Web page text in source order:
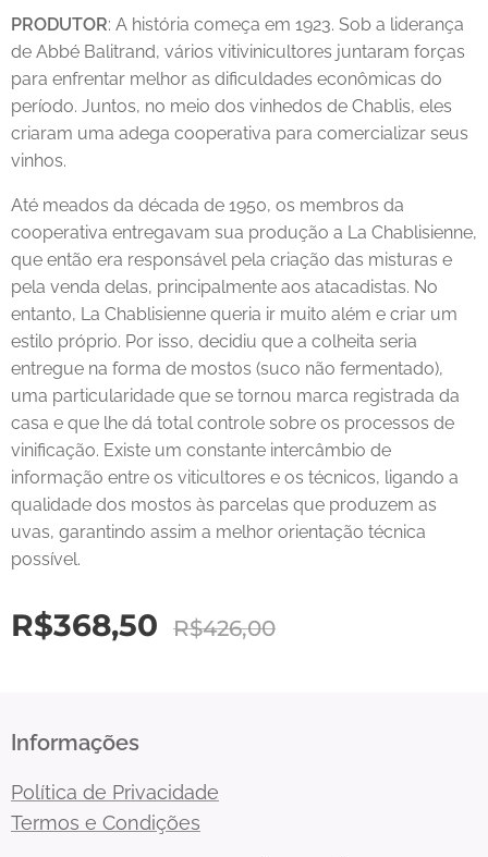
PRODUTOR: A história começa em 1923. Sob a liderança
de Abbé Balitrand, vários vitivinicultores juntaram forças
para enfrentar melhor as dificuldades econômicas do
período. Juntos, no meio dos vinhedos de Chablis, eles
criaram uma adega cooperativa para comercializar seus
vinhos.
Até meados da década de 1950, os membros da
cooperativa entregavam sua produção a La Chablisienne,
que então era responsável pela criação das misturas e
pela venda delas, principalmente aos atacadistas. No
entanto, La Chablisienne queria ir muito além e criar um
estilo próprio. Por isso, decidiu que a colheita seria
entregue na forma de mostos (suco não fermentado),
uma particularidade que se tornou marca registrada da
casa e que lhe dá total controle sobre os processos de
vinificação. Existe um constante intercâmbio de
informação entre os viticultores e os técnicos, ligando a
qualidade dos mostos às parcelas que produzem as
uvas, garantindo assim a melhor orientação técnica
possível.
R$368,50 R$426,00
Informações
Política de Privacidade
Termos e Condições